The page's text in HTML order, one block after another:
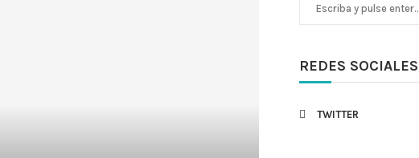
REDES SOCIALES
TWITTER